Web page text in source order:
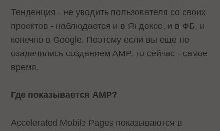
Тенденция - не уводить пользователя со своих
проектов - наблюдается и в Яндексе, и в ФБ, и
конечно в Google. Поэтому если вы еще не
озадачились созданием AMP, то сейчас - самое
время.
Где показывается AMP?
Accelerated Mobile Pages показываются в